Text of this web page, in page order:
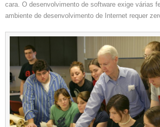
cara. O desenvolvimento de software exige várias
ambiente de desenvolvimento de Internet requer